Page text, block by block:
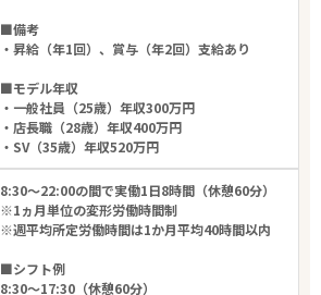
■備考
・昇給（年1回）、賞与（年2回）支給あり
■モデル年収
・一般社員（25歳）年収300万円
・店長職（28歳）年収400万円
・SV（35歳）年収520万円
8:30～22:00の間で実働1日8時間（休憩60分）
※1ヵ月単位の変形労働時間制
※週平均所定労働時間は1か月平均40時間以内
■シフト例
8:30～17:30（休憩60分）